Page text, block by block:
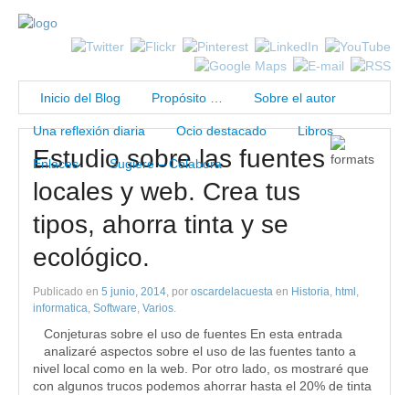
Inicio del Blog Propósito … Sobre el autor
Una reflexión diaria Ocio destacado Libros
Enlaces Sugiere – Colabora
Estudio sobre las fuentes
locales y web. Crea tus
tipos, ahorra tinta y se
ecológico.
Publicado en 5 junio, 2014, por oscardelacuesta en Historia, html ,
informatica, Software, Varios.
Conjeturas sobre el uso de fuentes En esta entrada
analizaré aspectos sobre el uso de las fuentes tanto a
nivel local como en la web. Por otro lado, os mostraré que
con algunos trucos podemos ahorrar hasta el 20% de tinta